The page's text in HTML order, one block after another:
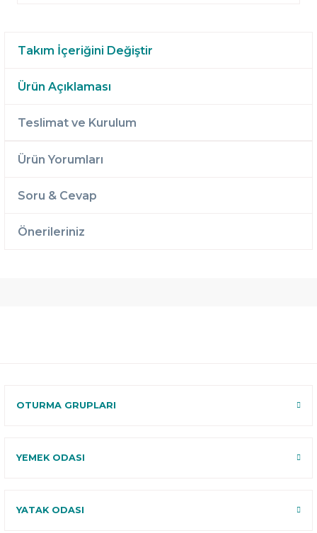
Takım İçeriğini Değiştir
Ürün Açıklaması
Teslimat ve Kurulum
Ürün Yorumları
Soru & Cevap
Önerileriniz
OTURMA GRUPLARI
YEMEK ODASI
YATAK ODASI